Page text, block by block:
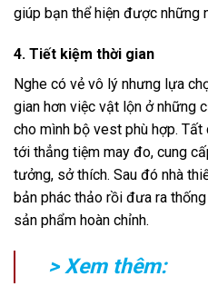
giúp bạn thể hiện được những
4. Tiết kiệm thời gian
Nghe có vẻ vô lý nhưng lựa
gian hơn việc vật lộn ở những
cho mình bộ vest phù hợp.
tới thẳng tiệm may đo, cung
tưởng, sở thích. Sau đó nhà
bản phác thảo rồi đưa ra
sản phẩm hoàn chỉnh.
> Xem thêm: